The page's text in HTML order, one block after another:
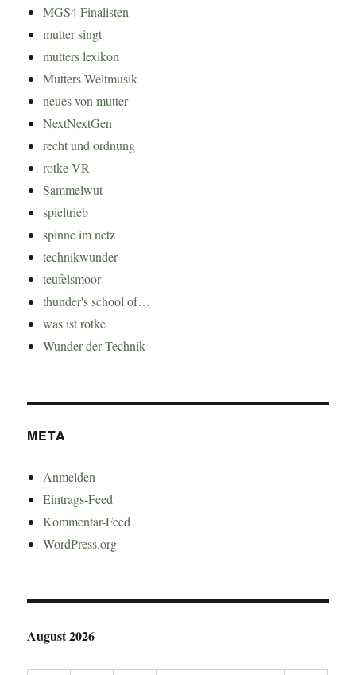
MGS4 Finalisten
mutter singt
mutters lexikon
Mutters Weltmusik
neues von mutter
NextNextGen
recht und ordnung
rotke VR
Sammelwut
spieltrieb
spinne im netz
technikwunder
teufelsmoor
thunder's school of…
was ist rotke
Wunder der Technik
META
Anmelden
Eintrags-Feed
Kommentar-Feed
WordPress.org
August 2026